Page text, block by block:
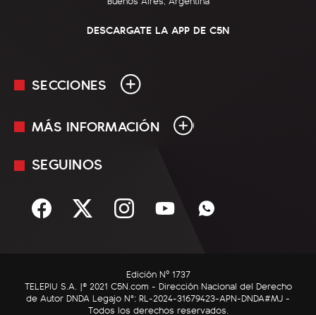
DESCARGATE LA APP DE C5N
SECCIONES
En Vivo
Sociedad
C5N Autos
RatingCero
MÁS INFORMACIÓN
Mediakit
Términos y condiciones
SEGUINOS
Edición Nº 1737
TELEPIU S.A. |© 2021 C5N.com - Dirección Nacional del Derecho
de Autor DNDA Legajo N°: RL-2024-31679423-APN-DNDA#MJ -
Todos los derechos reservados.